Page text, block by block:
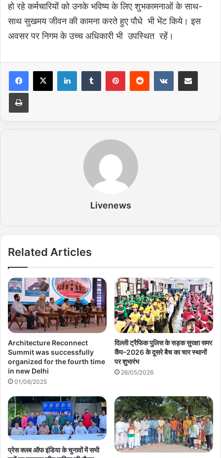
हो रहे कर्मचारियों को उनके भविष्य के लिए शुभकामनाओं के साथ-
साथ सुखमय जीवन की कामना करते हुए पौधे भी भेंट किये। इस
अवसर पर निगम के उच्च अधिकारी भी उपस्थित रहें।
Livenews
Related Articles
Architecture Reconnect
Summit was successfully
organized for the fourth time
in new Delhi
01/06/2025
दिल्ली ट्रैफिक पुलिस के सड़क सुरक्षा समर
कैंप–2026 के दूसरे बैच का चार स्थानों
पर शुभारंभ
26/05/2026
प्रेस क्लब ऑफ इंडिया के चुनावों में सभी